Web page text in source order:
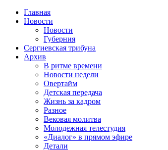
Главная
Новости
Новости
Губерния
Сергиевская трибуна
Архив
В ритме времени
Новости недели
Овертайм
Детская передача
Жизнь за кадром
Разное
Вековая молитва
Молодежная телестудия
«Диалог» в прямом эфире
Детали